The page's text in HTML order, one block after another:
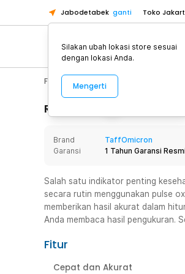
Jabodetabek ganti Toko
Toko
Toko Cikupa
Pick n Go
Pick n Go
Toko
Toko
Toko
Pick n Go
Fashion, Make Up & Beauty Care
Rincian Produk
Brand
TaffOmicron
Garansi
1 Tahun Garansi Resmi
Salah satu indikator penting
secara rutin menggunakan pulse
memberikan hasil akurat dalam
Anda membaca hasil pengukuran.
Fitur
Cepat dan Akurat
Silakan ubah lokasi store sesuai
dengan lokasi Anda.
Mengerti